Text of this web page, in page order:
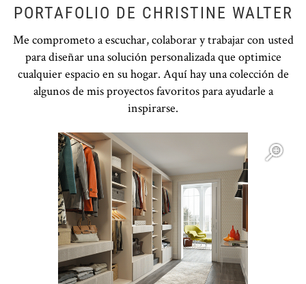
PORTAFOLIO DE CHRISTINE WALTER
Me comprometo a escuchar, colaborar y trabajar con usted
para diseñar una solución personalizada que optimice
cualquier espacio en su hogar. Aquí hay una colección de
algunos de mis proyectos favoritos para ayudarle a
inspirarse.
Open item modal